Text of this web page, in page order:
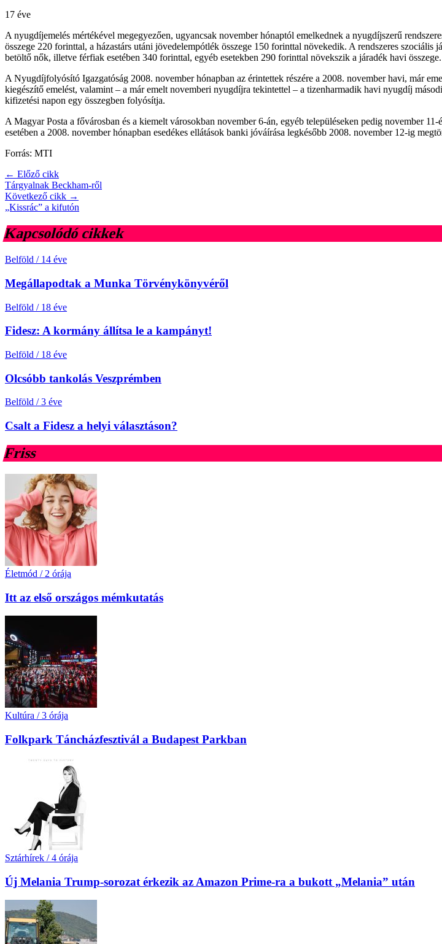
17 éve
A nyugdíjemelés mértékével megegyezően, ugyancsak november hónaptól emelkednek a nyugdíjszerű
összege 220 forinttal, a házastárs utáni jövedelempótlék összege 150 forinttal növekedik. A rendszeres
betöltő nők, illetve férfiak esetében 340 forinttal, egyéb esetekben 290 forinttal növekszik a járadék havi összege.
A Nyugdíjfolyósító Igazgatóság 2008. november hónapban az érintettek részére a 2008. november havi, már
kiegészítő emelést, valamint – a már emelt novemberi nyugdíjra tekintettel – a tizenharmadik havi nyugdíj
kifizetési napon egy összegben folyósítja.
A Magyar Posta a fővárosban és a kiemelt városokban november 6-án, egyéb településeken pedig november
esetében a 2008. november hónapban esedékes ellátások banki jóváírása legkésőbb 2008. november 12-ig
Forrás: MTI
← Előző cikk
Tárgyalnak Beckham-ről
Következő cikk →
„Kissrác” a kifutón
Kapcsolódó cikkek
Belföld / 14 éve
Megállapodtak a Munka Törvénykönyvéről
Belföld / 18 éve
Fidesz: A kormány állítsa le a kampányt!
Belföld / 18 éve
Olcsóbb tankolás Veszprémben
Belföld / 3 éve
Csalt a Fidesz a helyi választáson?
Friss
Életmód / 2 órája
Itt az első országos mémkutatás
Kultúra / 3 órája
Folkpark Táncházfesztivál a Budapest Parkban
Sztárhírek / 4 órája
Új Melania Trump-sorozat érkezik az Amazon Prime-ra a bukott „Melania” után